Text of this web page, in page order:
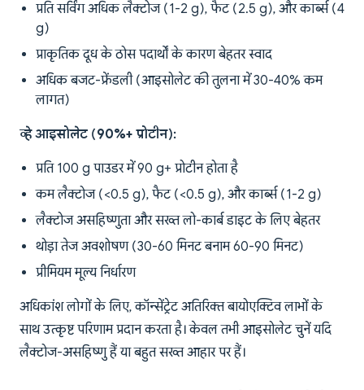
प्रति सर्विंग अधिक लैक्टोज (1-2 g), फैट (2.5 g), और कार्ब्स (4
g)
प्राकृतिक दूध के ठोस पदार्थों के कारण बेहतर स्वाद
अधिक बजट-फ्रेंडली (आइसोलेट की तुलना में 30-40% कम
लागत)
व्हे आइसोलेट (90%+ प्रोटीन):
प्रति 100 g पाउडर में 90 g+ प्रोटीन होता है
कम लैक्टोज (<0.5 g), फैट (<0.5 g), और कार्ब्स (1-2 g)
लैक्टोज असहिष्णुता और सख्त लो-कार्ब डाइट के लिए बेहतर
थोड़ा तेज अवशोषण (30-60 मिनट बनाम 60-90 मिनट)
प्रीमियम मूल्य निर्धारण
अधिकांश लोगों के लिए, कॉन्सेंट्रेट अतिरिक्त बायोएक्टिव लाभों के
साथ उत्कृष्ट परिणाम प्रदान करता है। केवल तभी आइसोलेट चुनें यदि
लैक्टोज-असहिष्णु हैं या बहुत सख्त आहार पर हैं।